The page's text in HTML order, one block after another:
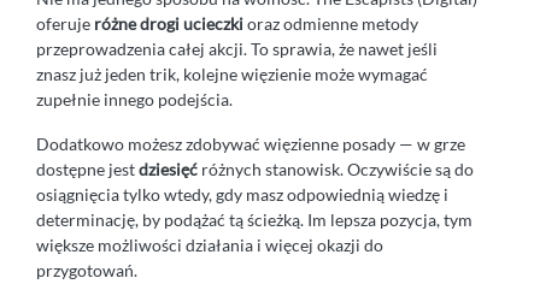
oferuje różne drogi ucieczkioraz odmienne metody
przeprowadzenia całej akcji. To sprawia, że nawet jeśli
znasz już jeden trik, kolejne więzienie może wymagać
zupełnie innego podejścia.
Dodatkowo możesz zdobywać więzienne posady — w grze
dostępne jestdziesięć różnych stanowisk. Oczywiście są do
osiągnięcia tylko wtedy, gdy masz odpowiednią wiedzę i
determinację, by podążać tą ścieżką. Im lepsza pozycja, tym
większe możliwości działania i więcej okazji do
przygotowań.